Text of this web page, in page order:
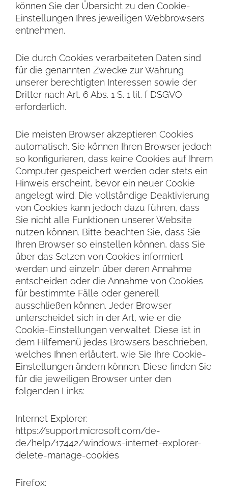
können Sie der Übersicht zu den Cookie-
Einstellungen Ihres jeweiligen Webbrowsers
entnehmen.
Die durch Cookies verarbeiteten Daten sind
für die genannten Zwecke zur Wahrung
unserer berechtigten Interessen sowie der
Dritter nach Art. 6 Abs. 1 S. 1 lit. f DSGVO
erforderlich.
Die meisten Browser akzeptieren Cookies
automatisch. Sie können Ihren Browser jedoch
so konfigurieren, dass keine Cookies auf Ihrem
Computer gespeichert werden oder stets ein
Hinweis erscheint, bevor ein neuer Cookie
angelegt wird. Die vollständige Deaktivierung
von Cookies kann jedoch dazu führen, dass
Sie nicht alle Funktionen unserer Website
nutzen können. Bitte beachten Sie, dass Sie
Ihren Browser so einstellen können, dass Sie
über das Setzen von Cookies informiert
werden und einzeln über deren Annahme
entscheiden oder die Annahme von Cookies
für bestimmte Fälle oder generell
ausschließen können. Jeder Browser
unterscheidet sich in der Art, wie er die
Cookie-Einstellungen verwaltet. Diese ist in
dem Hilfemenü jedes Browsers beschrieben,
welches Ihnen erläutert, wie Sie Ihre Cookie-
Einstellungen ändern können. Diese finden Sie
für die jeweiligen Browser unter den
folgenden Links:
Internet Explorer:
https://support.microsoft.com/de-
de/help/17442/windows-internet-explorer-
delete-manage-cookies
Firefox: